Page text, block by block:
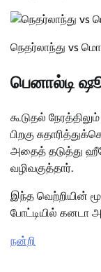
நெதர்லாந்து vs
பெனால்டி
கூடுதல்
பிறகு
அதைத் தடுத்து
வழிவகுத்தார்.
இந்த வெற்றியின்
போட்டியில் கனடா
நன்றி